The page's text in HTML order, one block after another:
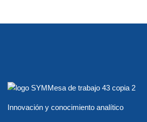
Innovación y conocimiento analítico